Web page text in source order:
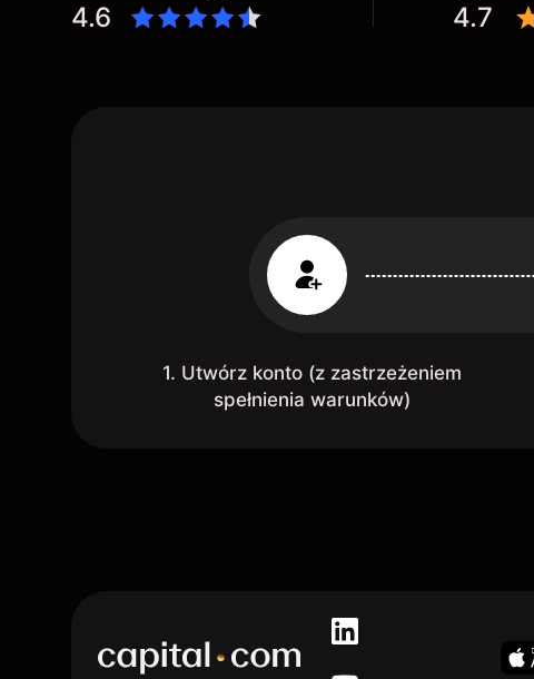
4.6 4.7
1. Utwórz konto (z zastrzeżeniem
spełnienia warunków)